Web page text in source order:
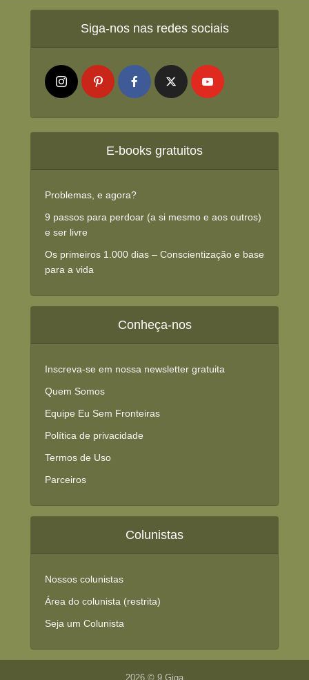
Siga-nos nas redes sociais
E-books gratuitos
Problemas, e agora?
9 passos para perdoar (a si mesmo e aos outros)
e ser livre
Os primeiros 1.000 dias – Conscientização e base
para a vida
Conheça-nos
Inscreva-se em nossa newsletter gratuita
Quem Somos
Equipe Eu Sem Fronteiras
Política de privacidade
Termos de Uso
Parceiros
Colunistas
Nossos colunistas
Área do colunista (restrita)
Seja um Colunista
2026 © 9 Giga